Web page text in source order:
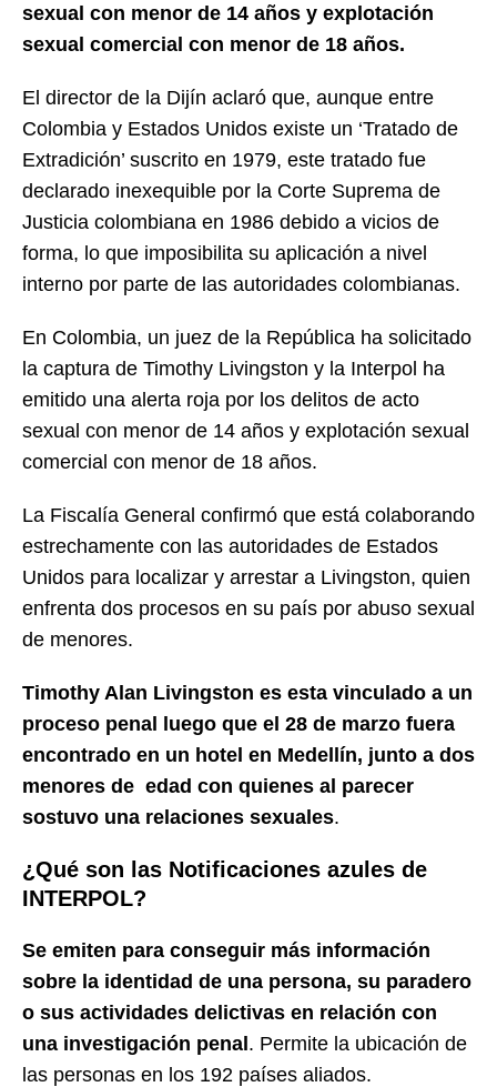
sexual con menor de 14 años y explotación
sexual comercial con menor de 18 años.
El director de la Dijín aclaró que, aunque entre
Colombia y Estados Unidos existe un ‘Tratado de
Extradición’ suscrito en 1979, este tratado fue
declarado inexequible por la Corte Suprema de
Justicia colombiana en 1986 debido a vicios de
forma, lo que imposibilita su aplicación a nivel
interno por parte de las autoridades colombianas.
En Colombia, un juez de la República ha solicitado
la captura de Timothy Livingston y la Interpol ha
emitido una alerta roja por los delitos de acto
sexual con menor de 14 años y explotación sexual
comercial con menor de 18 años.
La Fiscalía General confirmó que está colaborando
estrechamente con las autoridades de Estados
Unidos para localizar y arrestar a Livingston, quien
enfrenta dos procesos en su país por abuso sexual
de menores.
Timothy Alan Livingston es esta vinculado a un
proceso penal luego que el 28 de marzo fuera
encontrado en un hotel en Medellín, junto a dos
menores de edad con quienes al parecer
sostuvo una relaciones sexuales.
¿Qué son las Notificaciones azules de
INTERPOL?
Se emiten para conseguir más información
sobre la identidad de una persona, su paradero
o sus actividades delictivas en relación con
una investigación penal. Permite la ubicación de
las personas en los 192 países aliados.